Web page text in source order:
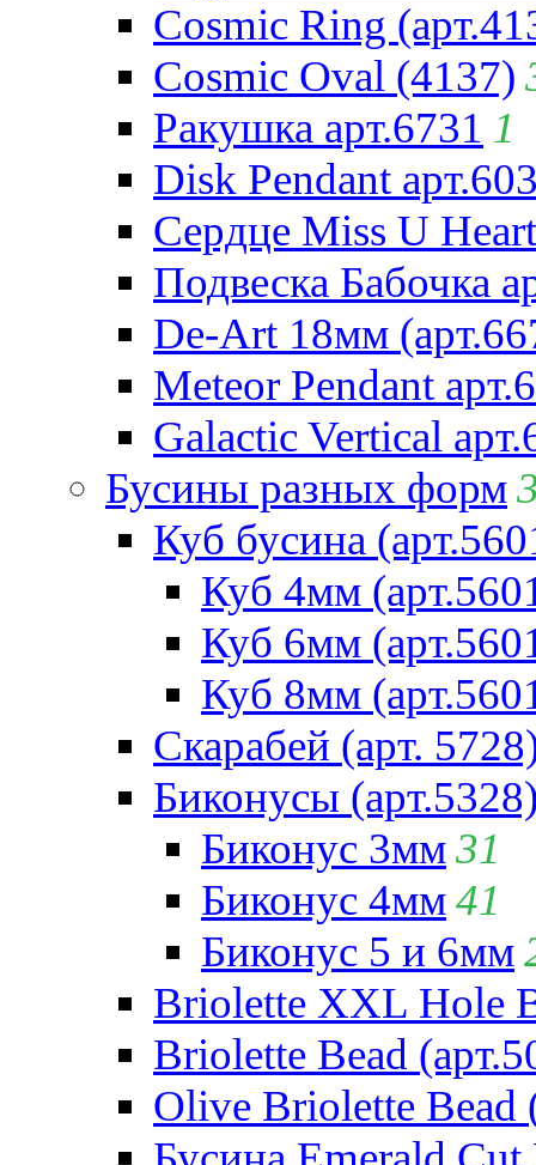
Cosmic Ring
Cosmic Oval (4137)
Ракушка арт.6731 1
Disk Pendant
Сердце Miss U
Подвеска Бабочка
De-Art 18мм
Meteor Pendant
Galactic Vertical
Бусины разных форм
Куб бусина
Куб 4мм
Куб 6мм
Куб 8мм
Скарабей (арт.
Биконусы
Биконус 3мм31
Биконус 4мм41
Биконус 5 и 6мм
Briolette XXL Hole
Briolette Bead
Olive Briolette Bead